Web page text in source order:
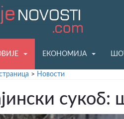
ЕКОНОМИЈА
> Новости
сукоб: